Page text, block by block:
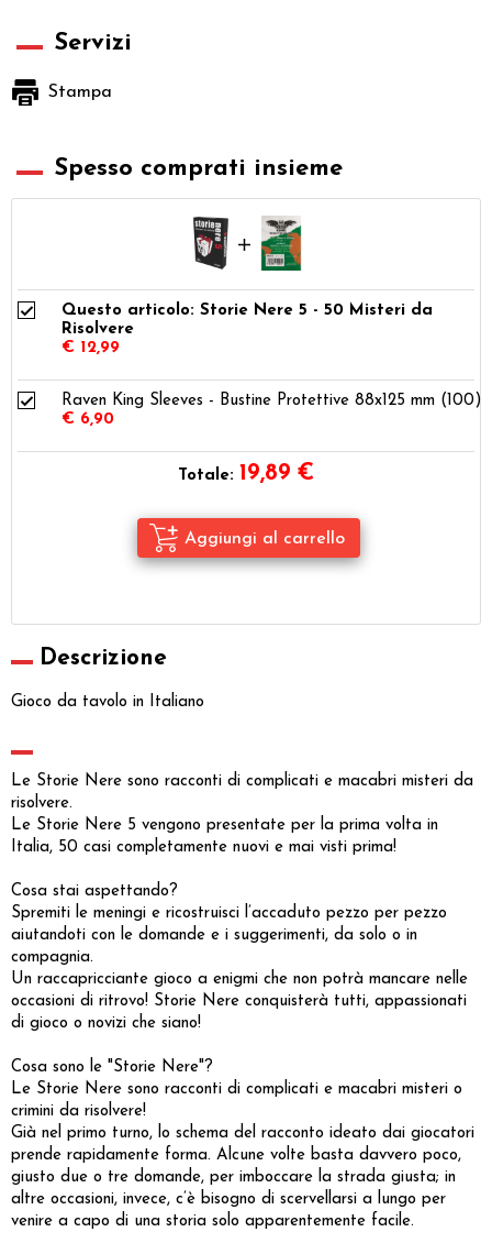
Servizi
Stampa
Spesso comprati insieme
Questo articolo: Storie Nere 5 - 50 Misteri da
Risolvere
€ 12,99
Raven King Sleeves - Bustine Protettive 88x125 mm (100)
€ 6,90
Totale: 19,89 €
Descrizione
Gioco da tavolo in Italiano
Le Storie Nere sono racconti di complicati e macabri misteri da
risolvere.
Le Storie Nere 5 vengono presentate per la prima volta in
Italia, 50 casi completamente nuovi e mai visti prima!
Cosa stai aspettando?
Spremiti le meningi e ricostruisci l’accaduto pezzo per pezzo
aiutandoti con le domande e i suggerimenti, da solo o in
compagnia.
Un raccapricciante gioco a enigmi che non potrà mancare nelle
occasioni di ritrovo! Storie Nere conquisterà tutti, appassionati
di gioco o novizi che siano!
Cosa sono le "Storie Nere"?
Le Storie Nere sono racconti di complicati e macabri misteri o
crimini da risolvere!
Già nel primo turno, lo schema del racconto ideato dai giocatori
prende rapidamente forma. Alcune volte basta davvero poco,
giusto due o tre domande, per imboccare la strada giusta; in
altre occasioni, invece, c’è bisogno di scervellarsi a lungo per
venire a capo di una storia solo apparentemente facile.